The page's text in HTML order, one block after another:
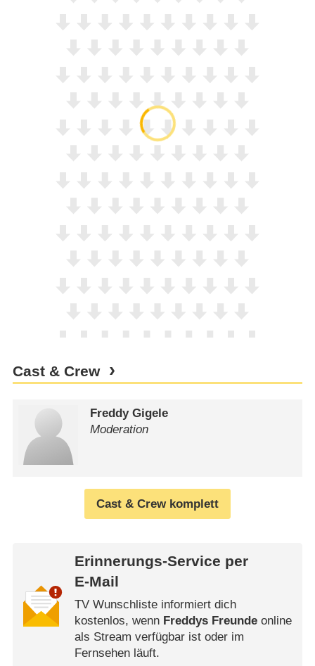
Cast & Crew
Freddy Gigele
Moderation
Cast & Crew komplett
Erinnerungs-Service per
E-Mail
TV Wunschliste informiert dich
kostenlos, wenn Freddys Freundeonline
als Stream verfügbar ist oder im
Fernsehen läuft.